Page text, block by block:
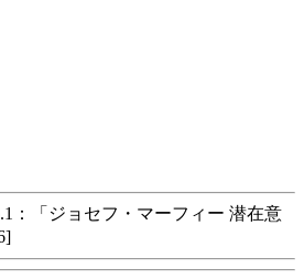
：「ジョセフ・マーフィー 潜在意